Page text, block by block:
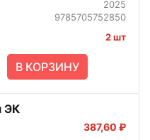
2025
9785705752850
2 шт
В КОРЗИНУ
ЭК
387,60 ₽